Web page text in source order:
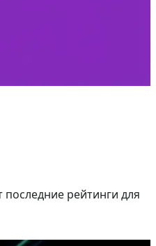
последние рейтинги для